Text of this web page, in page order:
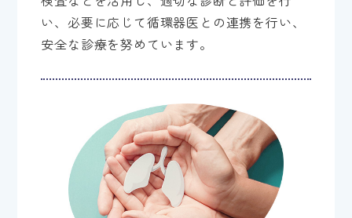
い、必要に応じて循環器医との連携を行い、
安全な診療を努めています。